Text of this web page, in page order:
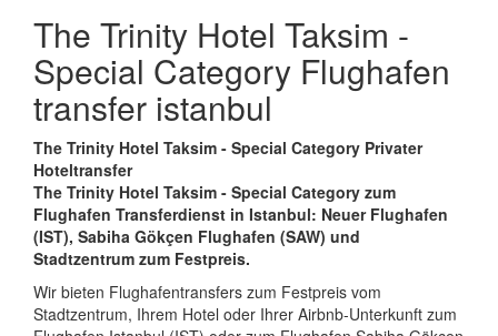
The Trinity Hotel Taksim -
Special Category Flughafen
transfer istanbul
The Trinity Hotel Taksim - Special Category Privater
Hoteltransfer
The Trinity Hotel Taksim - Special Category zum
Flughafen Transferdienst in Istanbul: Neuer Flughafen
(IST), Sabiha Gökçen Flughafen (SAW) und
Stadtzentrum zum Festpreis.
Wir bieten Flughafentransfers zum Festpreis vom
Stadtzentrum, Ihrem Hotel oder Ihrer Airbnb-Unterkunft zum